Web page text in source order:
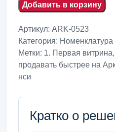
Добавить в корзину
Артикул: ARK-0523
Категория:
Метки: 1. Первая витрина,
продавать быстрее на
нси
Кратко о